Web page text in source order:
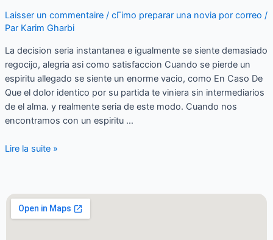
Laisser un commentaire / cГіmo preparar una novia por correo /
Par Karim Gharbi
La decision seri­a instantanea e igualmente se siente demasiado
regocijo, alegria asi­ como satisfaccion Cuando se pierde un
espiritu allegado se siente un enorme vacio, como En Caso De
Que el dolor identico por su partida te viniera sin intermediarios
de el alma. y realmente seri­a de este modo. Cuando nos
encontramos con un espiritu …
Lire la suite »